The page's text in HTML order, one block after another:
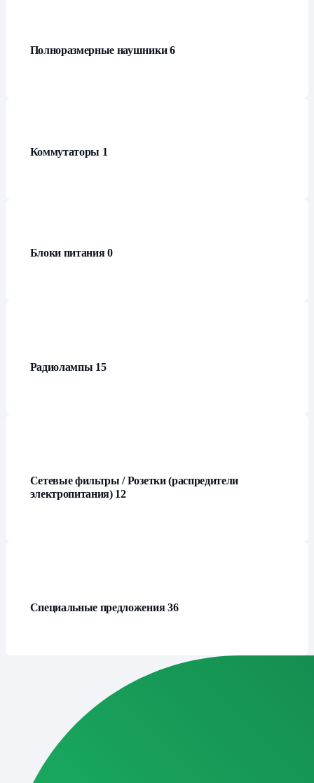
Полноразмерные наушники6
Коммутаторы 1
Блоки питания0
Радиолампы 15
Сетевые фильтры / Розетки (распредители
электропитания) 12
Специальные предложения36